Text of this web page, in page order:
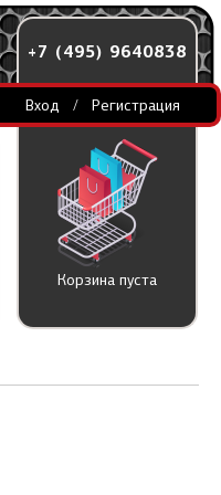
+7 (495) 9640838
Вход / Регистрация
Корзина пуста